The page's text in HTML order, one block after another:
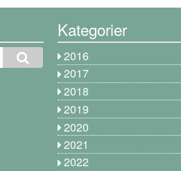
Kategorier
2016
2017
2018
2019
2020
2021
2022